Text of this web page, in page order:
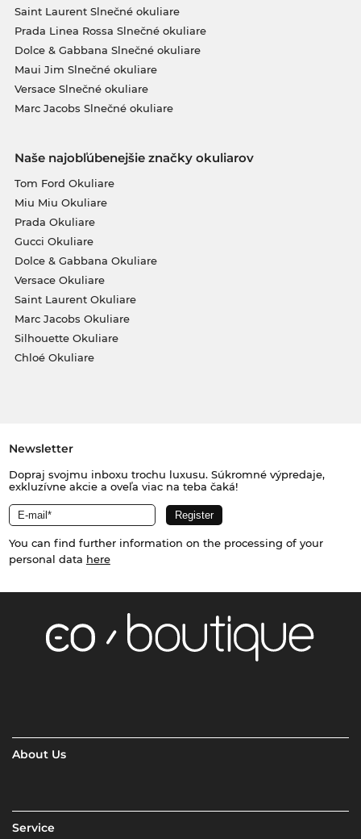
Saint Laurent Slnečné okuliare
Prada Linea Rossa Slnečné okuliare
Dolce & Gabbana Slnečné okuliare
Maui Jim Slnečné okuliare
Versace Slnečné okuliare
Marc Jacobs Slnečné okuliare
Naše najobľúbenejšie značky okuliarov
Tom Ford Okuliare
Miu Miu Okuliare
Prada Okuliare
Gucci Okuliare
Dolce & Gabbana Okuliare
Versace Okuliare
Saint Laurent Okuliare
Marc Jacobs Okuliare
Silhouette Okuliare
Chloé Okuliare
Newsletter
Dopraj svojmu inboxu trochu luxusu. Súkromné výpredaje,
exkluzívne akcie a oveľa viac na teba čaká!
You can find further information on the processing of your
personal data here
About Us
Service